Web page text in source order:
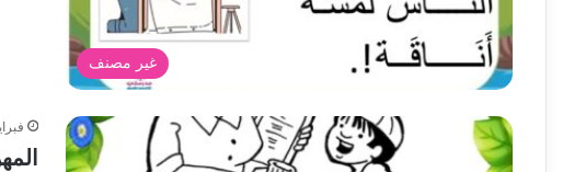
غير مصنف
فبراير 24,